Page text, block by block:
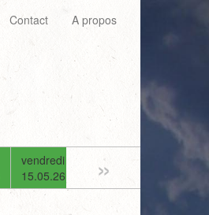
Contact A propos
vendredi
15.05.26
16.05.26
dimanche
»